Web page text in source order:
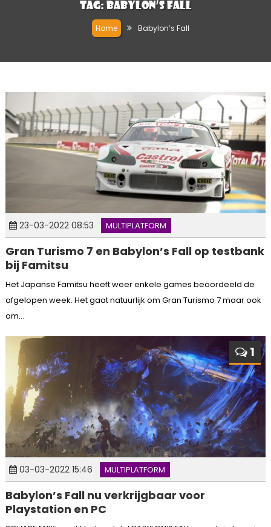
Tag: Babylon’s Fall
Home Babylon’s Fall
23-03-2022 08:53 MULTIPLATFORM
Gran Turismo 7 en Babylon’s Fall op testbank
bij Famitsu
Het Japanse Famitsu heeft weer enkele games beoordeeld de
afgelopen week. Het gaat natuurlijk om Gran Turismo 7 maar ook
om...
1
03-03-2022 15:46 MULTIPLATFORM
Babylon’s Fall nu verkrijgbaar voor
Playstation en PC